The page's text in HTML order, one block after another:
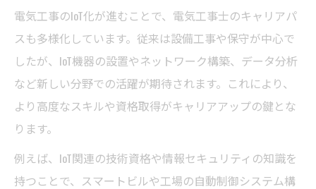
電気工事のIoT化が進むことで、電気工事士のキャリアパ
スも多様化しています。従来は設備工事や保守が中心で
したが、IoT機器の設置やネットワーク構築、データ分析
など新しい分野での活躍が期待されます。これにより、
より高度なスキルや資格取得がキャリアアップの鍵とな
ります。
例えば、IoT関連の技術資格や情報セキュリティの知識を
持つことで、スマートビルや工場の自動制御システム構